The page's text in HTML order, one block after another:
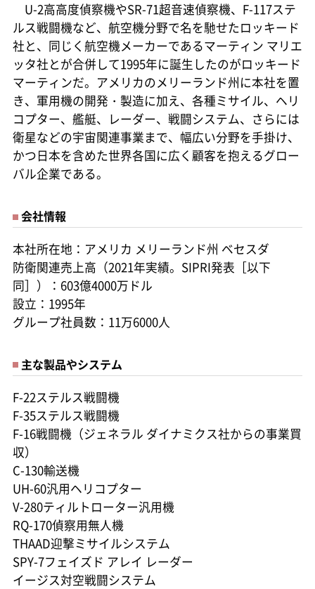
U-2高高度偵察機やSR-71超音速偵察機、F-117ステ
ルス戦闘機など、航空機分野で名を馳せたロッキード
社と、同じく航空機メーカーであるマーティン マリエ
ッタ社とが合併して1995年に誕生したのがロッキード
マーティンだ。アメリカのメリーランド州に本社を置
き、軍用機の開発・製造に加え、各種ミサイル、ヘリ
コプター、艦艇、レーダー、戦闘システム、さらには
衛星などの宇宙関連事業まで、幅広い分野を手掛け、
かつ日本を含めた世界各国に広く顧客を抱えるグロー
バル企業である。
会社情報
本社所在地：アメリカ メリーランド州 ベセスダ
防衛関連売上高（2021年実績。SIPRI発表［以下
同］）：603億4000万ドル
設立：1995年
グループ社員数：11万6000人
主な製品やシステム
F-22ステルス戦闘機
F-35ステルス戦闘機
F-16戦闘機（ジェネラル ダイナミクス社からの事業買
収）
C-130輸送機
UH-60汎用ヘリコプター
V-280ティルトローター汎用機
RQ-170偵察用無人機
THAAD迎撃ミサイルシステム
SPY-7フェイズド アレイ レーダー
イージス対空戦闘システム